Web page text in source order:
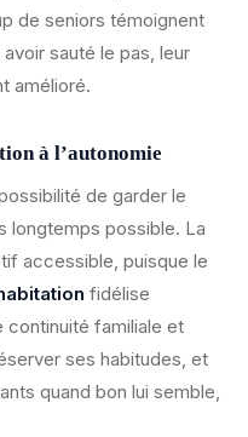
de seniors témoignent
sauté le pas, leur
amélioré.
à l’autonomie
de garder le
longtemps possible. La
accessible, puisque le
fidélise
continuité familiale et
ses habitudes, et
quand bon lui semble,